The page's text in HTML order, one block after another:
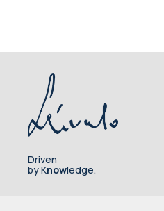
Driven
by Knowledge.